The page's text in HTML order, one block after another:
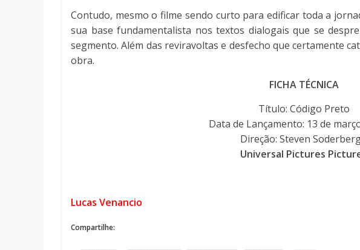
Contudo, mesmo o filme sendo curto para edificar toda a
sua base fundamentalista nos textos dialogais que se
segmento. Além das reviravoltas e desfecho que certamente
obra.
FICHA TÉCNICA
Título: Código Preto
Data de Lançamento: 13 de
Direção: Steven
Universal Pictures
Lucas Venancio
Compartilhe: